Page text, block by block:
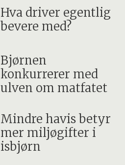
Hva driver egentlig
bevere med?
Bjørnen
konkurrerer med
ulven om matfatet
Mindre havis betyr
mer miljøgifter i
isbjørn